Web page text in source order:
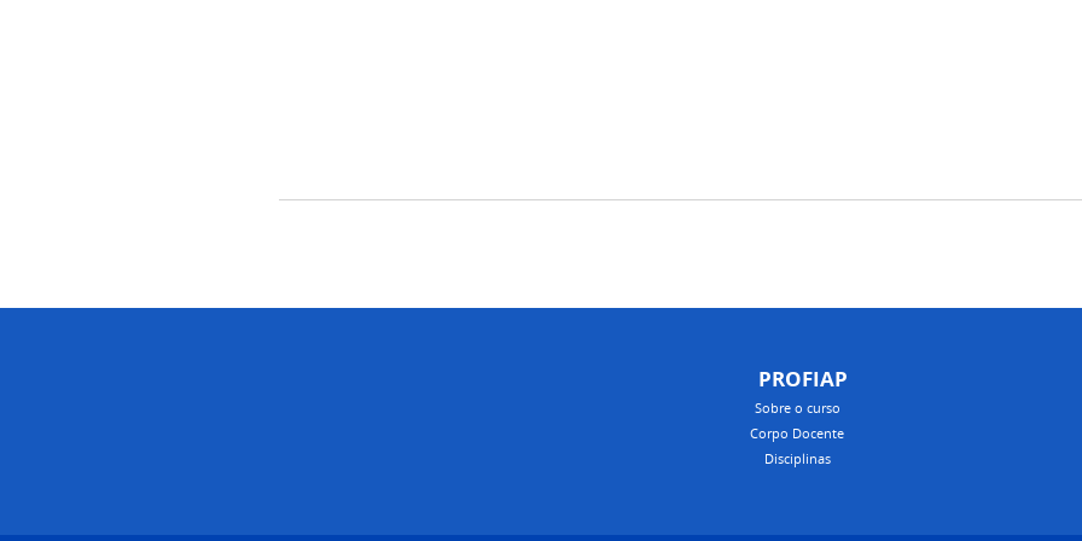
PROFIAP
Sobre o curso
Corpo Docente
Disciplinas